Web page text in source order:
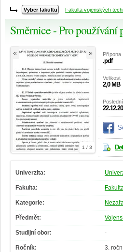
Fakulta vojenských
Směrnice - Pro
1 / 3
« » Přípona
.pdf
Velikost
2,0 MB
Univerzita:
Fakulta:
Kategorie:
Předmět:
Studijní obor: -
Ročník: 3.